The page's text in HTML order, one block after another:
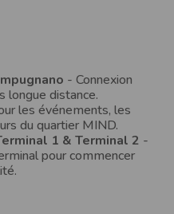
- Connexion
longue distance.
les événements, les
du quartier MIND.
1 & Terminal 2 -
pour commencer